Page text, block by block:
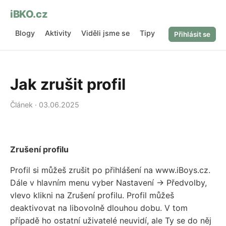
iBKO.cz
Blogy Aktivity Viděli jsme se Tipy O nás
Přihlásit se
Jak zrušit profil
Článek · 03.06.2025
Zrušení profilu
Profil si můžeš zrušit po přihlášení na www.iBoys.cz.
Dále v hlavním menu vyber Nastavení -> Předvolby,
vlevo klikni na Zrušení profilu. Profil můžeš
deaktivovat na libovolně dlouhou dobu. V tom
případě ho ostatní uživatelé neuvidí, ale Ty se do něj